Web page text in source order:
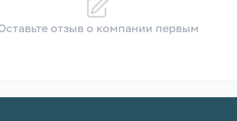
отзыв о компании первым